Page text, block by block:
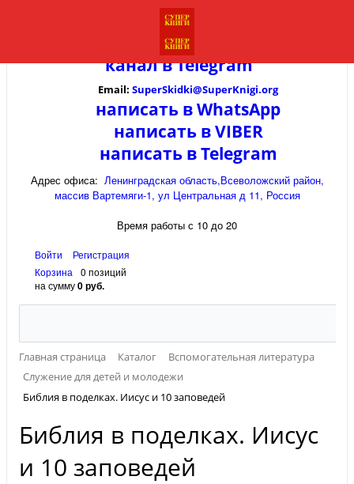
канал вTelegram
Email: SuperSkidki@SuperKnigi.org
написать в WhatsApp
написать в VIBER
написать в Telegram
Адрес офиса: Ленинградская область,Всеволожский район,
массив Вартемяги-1, ул Центральная д 11, Россия
Время работы с 10 до 20
Войти
Регистрация
Корзина
0 позиций
на сумму0 руб.
Главная страница Каталог
Вспомогательная литература
Служение для детей и молодежи
Библия в поделках. Иисус и 10 заповедей
Библия в поделках. Иисус
и 10 заповедей